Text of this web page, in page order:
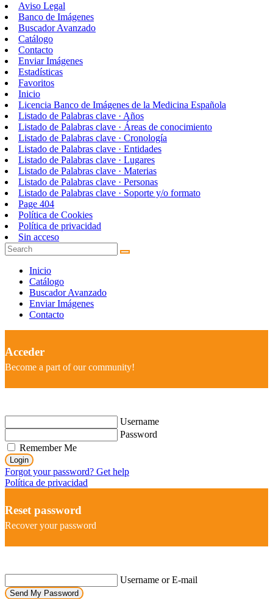
Aviso Legal
Banco de Imágenes
Buscador Avanzado
Catálogo
Contacto
Enviar Imágenes
Estadísticas
Favoritos
Inicio
Licencia Banco de Imágenes de la Medicina Española
Listado de Palabras clave · Años
Listado de Palabras clave · Áreas de conocimiento
Listado de Palabras clave · Cronología
Listado de Palabras clave · Entidades
Listado de Palabras clave · Lugares
Listado de Palabras clave · Materias
Listado de Palabras clave · Personas
Listado de Palabras clave · Soporte y/o formato
Page 404
Política de Cookies
Política de privacidad
Sin acceso
Inicio
Catálogo
Buscador Avanzado
Enviar Imágenes
Contacto
Acceder
Become a part of our community!
Username
Password
Remember Me
Login
Forgot your password? Get help
Política de privacidad
Reset password
Recover your password
Username or E-mail
Send My Password